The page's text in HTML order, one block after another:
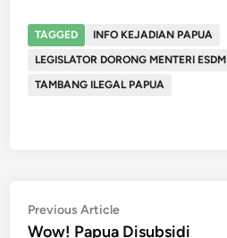
TAGGED
INFO KEJADIAN PAPUA
LEGISLATOR DORONG MENTERI ESDM
TAMBANG ILEGAL PAPUA
Post
Previous ArticlePrevious
article:
Wow! Papua Disubsidi